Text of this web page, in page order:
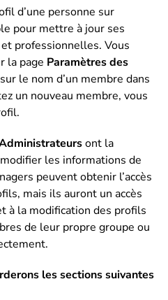
d’une personne sur
pour mettre à jour ses
professionnelles. Vous
la page Paramètres des
le nom d’un membre dans
un nouveau membre, vous
ont la
les informations de
peuvent obtenir l’accès
mais ils auront un accès
à la modification des profils
de leur propre groupe ou
les sections suivantes